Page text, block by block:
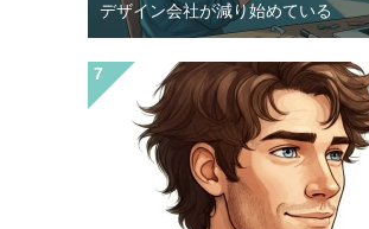
デザイン会社が減り始めている